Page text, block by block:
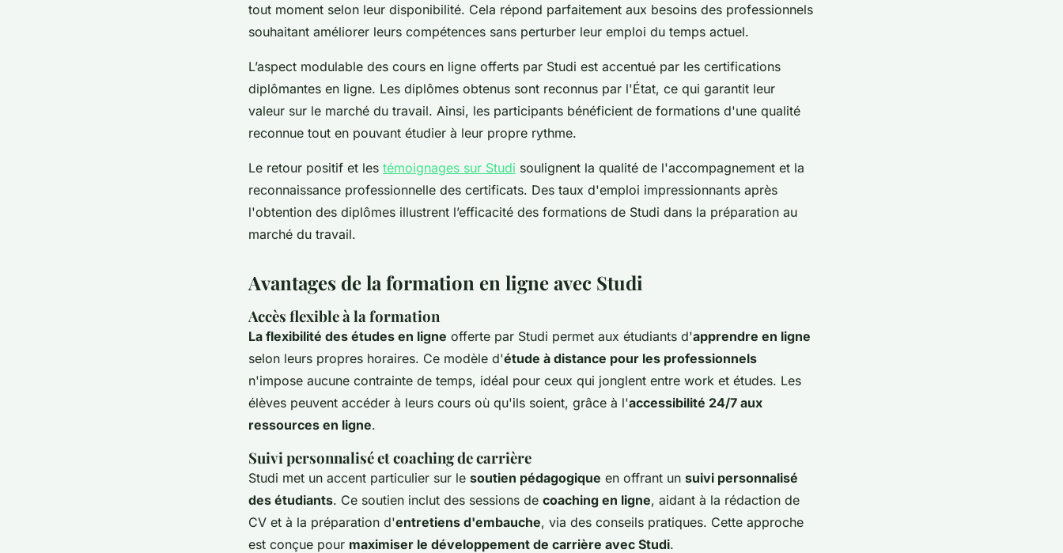
tout moment selon leur disponibilité. Cela répond parfaitement aux besoins des professionnels
souhaitant améliorer leurs compétences sans perturber leur emploi du temps actuel.
L’aspect modulable des cours en ligne offerts par Studi est accentué par les certifications
diplômantes en ligne. Les diplômes obtenus sont reconnus par l'État, ce qui garantit leur
valeur sur le marché du travail. Ainsi, les participants bénéficient de formations d'une qualité
reconnue tout en pouvant étudier à leur propre rythme.
Le retour positif et les témoignages sur Studi soulignent la qualité de l'accompagnement et la
reconnaissance professionnelle des certificats. Des taux d'emploi impressionnants après
l'obtention des diplômes illustrent l’efficacité des formations de Studi dans la préparation au
marché du travail.
Avantages de la formation en ligne avec Studi
Accès flexible à la formation
La flexibilité des études en ligne offerte par Studi permet aux étudiants d'apprendre en ligne
selon leurs propres horaires. Ce modèle d'étude à distance pour les professionnels
n'impose aucune contrainte de temps, idéal pour ceux qui jonglent entre work et études. Les
élèves peuvent accéder à leurs cours où qu'ils soient, grâce à l'accessibilité 24/7 aux
ressources en ligne.
Suivi personnalisé et coaching de carrière
Studi met un accent particulier sur le soutien pédagogique en offrant un suivi personnalisé
des étudiants. Ce soutien inclut des sessions de coaching en ligne, aidant à la rédaction de
CV et à la préparation d'entretiens d'embauche, via des conseils pratiques. Cette approche
est conçue pour maximiser le développement de carrière avec Studi.